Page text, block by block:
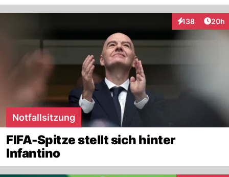
138
Interaktionen
20h
Notfallsitzung
FIFA-Spitze stellt sich hinter
Infantino